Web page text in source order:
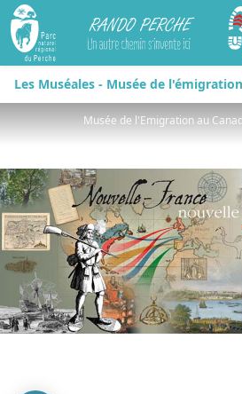
Rando Perche
Les Muséales - Musée de